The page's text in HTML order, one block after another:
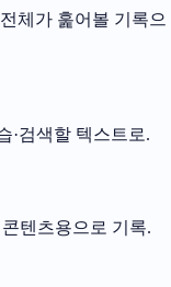
체가 훑어볼 기록으
·검색할 텍스트로.
텐츠용으로 기록.